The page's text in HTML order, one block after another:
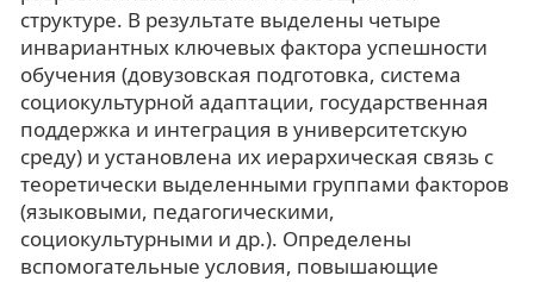
структуре. В результате выделены четыре
инвариантных ключевых фактора успешности
обучения (довузовская подготовка, система
социокультурной адаптации, государственная
поддержка и интеграция в университетскую
среду) и установлена их иерархическая связь с
теоретически выделенными группами факторов
(языковыми, педагогическими,
социокультурными и др.). Определены
вспомогательные условия, повышающие